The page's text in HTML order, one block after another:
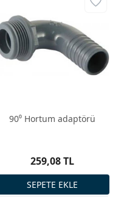
90⁰ Hortum adaptörü
259,08 TL